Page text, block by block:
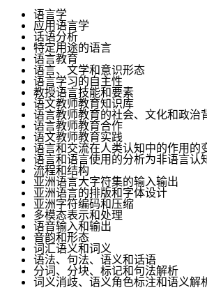
语言学
应用语言学
话语分析
特定用途的语言
语言教育
语言、文学和意识形态
语言学习的自主性
教授语言技能和要素
语文教师教育知识库
语言教师教育的社会、文化和政治
语言教师教育合作
语文教师教育实践
语言和交流在人类认知中的作用的
语言和语言使用的分析为非语言认
流程和结构
亚洲语言大字符集的输入输出
亚洲语言的排版和字体设计
亚洲字符编码和压缩
多模态表示和处理
语音输入和输出
音韵和形态
词汇语义和词义
语法、句法、语义和话语
分词、分块、标记和句法解析
词义消歧、语义角色标注和语义解